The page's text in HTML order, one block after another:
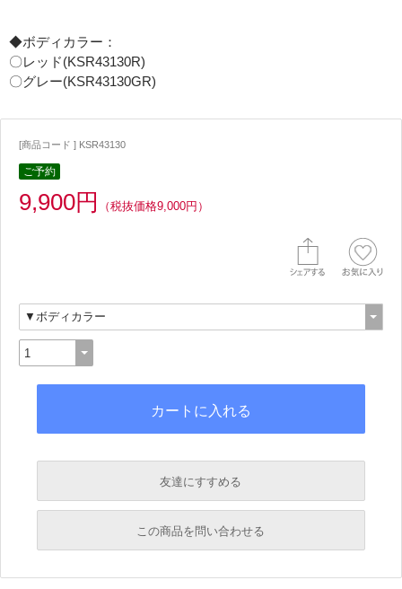
◆ボディカラー：
〇レッド(KSR43130R)
〇グレー(KSR43130GR)
[商品コード ] KSR43130
ご予約
9,900円 （税抜価格9,000円）
友達にすすめる
必須
この商品を問い合わせる